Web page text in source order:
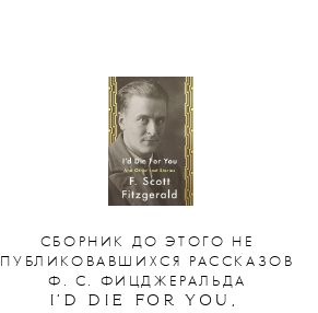
СБОРНИК ДО ЭТОГО НЕ
ПУБЛИКОВАВШИХСЯ РАССКАЗОВ
Ф. С. ФИЦДЖЕРАЛЬДА
I’D DIE FOR YOU,